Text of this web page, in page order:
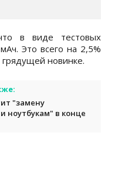
в виде тестовых
Это всего на 2,5%
грядущей новинке.
"замену
ноутбукам" в конце